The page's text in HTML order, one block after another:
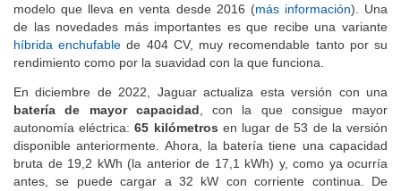
modelo que lleva en venta desde 2016 (más información). Una
de las novedades más importantes es que recibe una variante
híbrida enchufable de 404 CV, muy recomendable tanto por su
rendimiento como por la suavidad con la que funciona.
En diciembre de 2022, Jaguar actualiza esta versión con una
batería de mayor capacidad , con la que consigue mayor
autonomía eléctrica:65 kilómetros en lugar de 53 de la versión
disponible anteriormente. Ahora, la batería tiene una capacidad
bruta de 19,2 kWh (la anterior de 17,1 kWh) y, como ya ocurría
antes, se puede cargar a 32 kW con corriente continua. De